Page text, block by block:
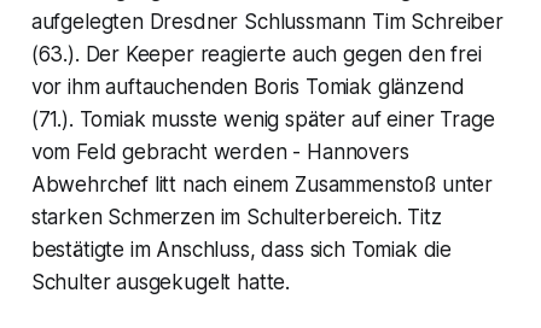
aufgelegten Dresdner Schlussmann Tim Schreiber
(63.). Der Keeper reagierte auch gegen den frei
vor ihm auftauchenden Boris Tomiak glänzend
(71.). Tomiak musste wenig später auf einer Trage
vom Feld gebracht werden - Hannovers
Abwehrchef litt nach einem Zusammenstoß unter
starken Schmerzen im Schulterbereich. Titz
bestätigte im Anschluss, dass sich Tomiak die
Schulter ausgekugelt hatte.